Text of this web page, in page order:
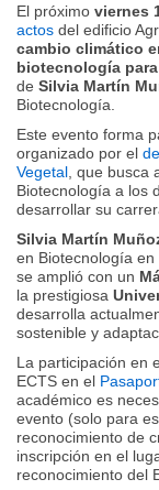
El próximo viernes
actos del edificio
cambio climático
biotecnología
de Silvia Martín
Biotecnología.
Este evento forma
organizado por el
Vegetal , que
Biotecnología a los
desarrollar su
Silvia Martín
en Biotecnología
se amplió con un
la prestigiosa
desarrolla
sostenible y
La participación en
ECTS en el
académico es
evento (solo para
reconocimiento de
inscripción en el
reconocimiento del